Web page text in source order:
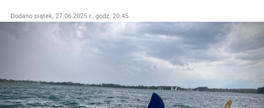
Dodano piątek, 27.06.2025 r., godz. 20.45